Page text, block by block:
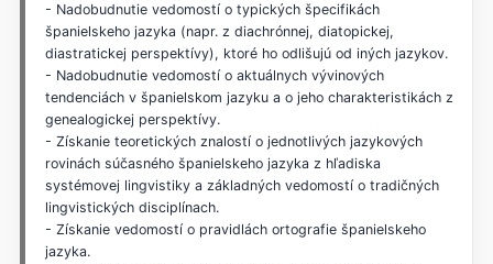
- Nadobudnutie vedomostí o typických špecifikách
španielskeho jazyka (napr. z diachrónnej, diatopickej,
diastratickej perspektívy), ktoré ho odlišujú od iných jazykov.
- Nadobudnutie vedomostí o aktuálnych vývinových
tendenciách v španielskom jazyku a o jeho charakteristikách z
genealogickej perspektívy.
- Získanie teoretických znalostí o jednotlivých jazykových
rovinách súčasného španielskeho jazyka z hľadiska
systémovej lingvistiky a základných vedomostí o tradičných
lingvistických disciplínach.
- Získanie vedomostí o pravidlách ortografie španielskeho
jazyka.